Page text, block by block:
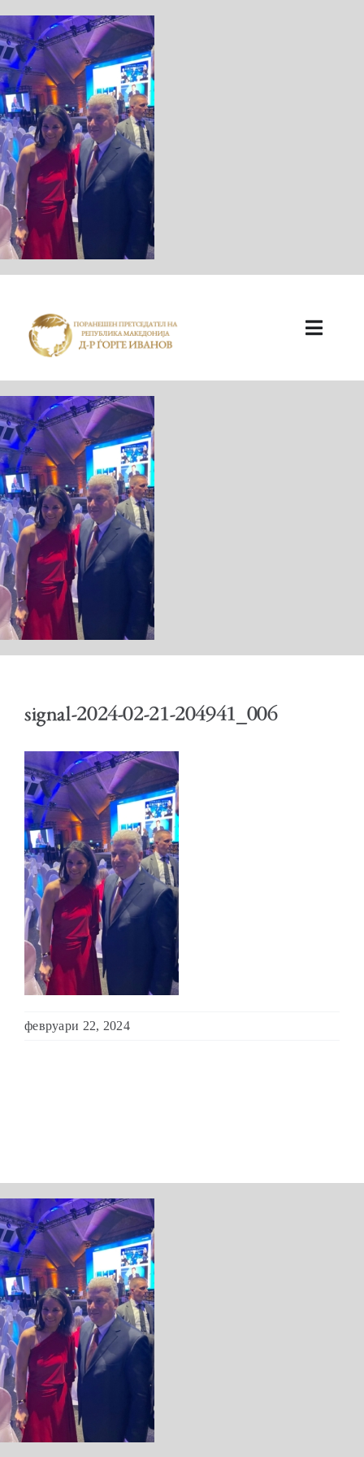
ПОЧЕТНА
КАБИНЕТ
АКТИВНОСТИ
ШКОЛА ЗА МЛАДИ ЛИДЕРИ
ПРМ 2009-2019
signal-2024-02-21-204941_006
февруари 22, 2024